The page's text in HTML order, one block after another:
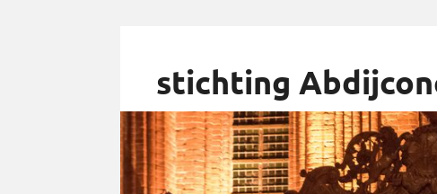
stichting